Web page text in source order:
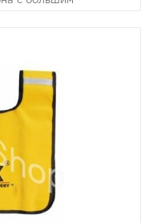
троса
в грязевой плен
на то, что в
тросами,
рывке даже такой
можно повредить
эксплуатации
людям.